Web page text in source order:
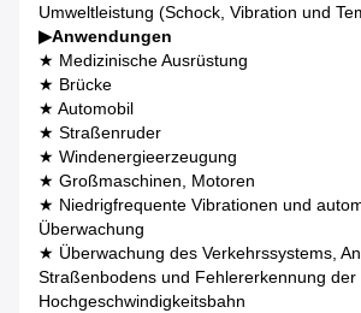
Umweltleistung (Schock, Vibration und
▶Anwendungen
★ Medizinische Ausrüstung
★ Brücke
★ Automobil
★ Straßenruder
★ Windenergieerzeugung
★ Großmaschinen, Motoren
★ Niedrigfrequente Vibrationen und
Überwachung
★ Überwachung des Verkehrssystems,
Straßenbodens und Fehlererkennung der
Hochgeschwindigkeitsbahn